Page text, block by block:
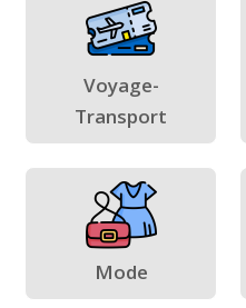
Voyage-
Transport
Mode